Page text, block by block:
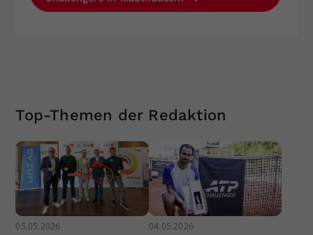
Top-Themen der Redaktion
05.05.2026 04.05.2026